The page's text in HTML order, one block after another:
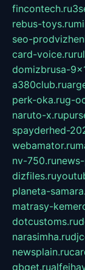
fincontech.ru
rebus-toys.ru
seo-
card-voice.ru
domizbrusa-
a380club.ru
perk-oka.rug-
naruto-x.ru
spayderhed-
webamator.ru
nv-750.ru
dizfiles.ru
planeta-
matrasy-
dotcustoms.ru
narasimha.ru
newsplain.ru
gbget.ru